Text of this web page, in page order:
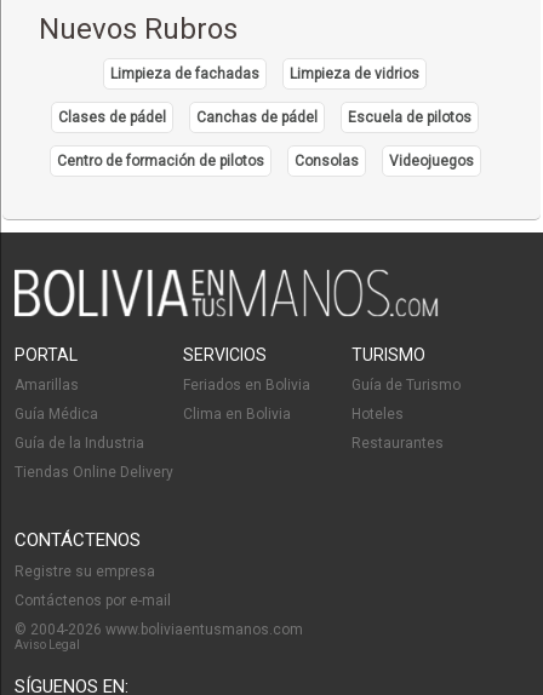
Nuevos Rubros
Limpieza de fachadas Limpieza de vidrios
Clases de pádel Canchas de pádel Escuela de pilotos
Centro de formación de pilotos Consolas Videojuegos
PORTAL
Amarillas
Guía Médica
Guía de la Industria
Tiendas Online Delivery
SERVICIOS
Feriados en Bolivia
Clima en Bolivia
TURISMO
Guía de Turismo
Hoteles
Restaurantes
CONTÁCTENOS
Registre su empresa
Contáctenos por e-mail
© 2004-2026 www.boliviaentusmanos.com
Aviso Legal
SÍGUENOS EN: